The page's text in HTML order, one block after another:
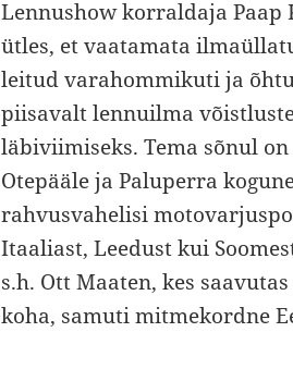
Lennushow korraldaja Paap
ütles, et vaatamata
leitud varahommikuti ja
piisavalt lennuilma
läbiviimiseks. Tema sõnul on
Otepääle ja Paluperra
rahvusvahelisi
Itaaliast, Leedust kui
s.h. Ott Maaten, kes
koha, samuti mitmekordne